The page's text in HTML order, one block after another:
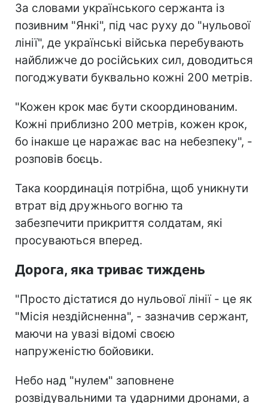
За словами українського сержанта із
позивним "Янкі", під час руху до "нульової
лінії", де українські війська перебувають
найближче до російських сил, доводиться
погоджувати буквально кожні 200 метрів.
"Кожен крок має бути скоординованим.
Кожні приблизно 200 метрів, кожен крок,
бо інакше це наражає вас на небезпеку", -
розповів боєць.
Така координація потрібна, щоб уникнути
втрат від дружнього вогню та
забезпечити прикриття солдатам, які
просуваються вперед.
Дорога, яка триває тиждень
"Просто дістатися до нульової лінії - це як
"Місія нездійсненна", - зазначив сержант,
маючи на увазі відомі своєю
напруженістю бойовики.
Небо над "нулем" заповнене
розвідувальними та ударними дронами, а